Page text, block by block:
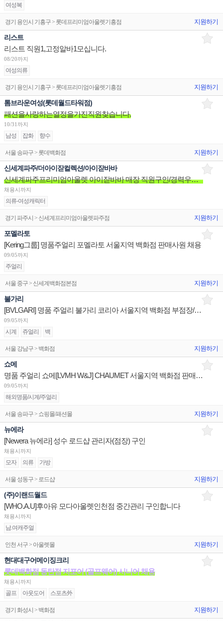
여성복
경기 용인시 기흥구 > 롯데프리미엄아울렛기흥점 지원하기
리스트
리스트 직원1,고정알바1모십니다.
08/20까지
여성의류
경기 용인시 기흥구 > 롯데프리미엄아울렛기흥점 지원하기
톰브라운여성(롯데월드타워점)
패션을사랑하는열정을가진직원찾습니다.
10/31까지
남성 잡화 향수
서울 송파구 > 롯데백화점 지원하기
신세계파주/더아이잗컬렉션/아이잗바바
신세계파주프리미엄아울렛 아이잗바바 매장 직원구인/경력우대/분위기좋은매장/장기근무환영
채용시까지
의류-여성캐릭터
경기 파주시 > 신세계프리미엄아울렛파주점 지원하기
포멜라토
[Kering그룹] 명품주얼리 포멜라토 서울지역 백화점 판매사원 채용
09/05까지
주얼리
서울 중구 > 신세계백화점본점 지원하기
불가리
[BVLGARI] 명품 주얼리 불가리 코리아 서울지역 백화점 부점장/판매사원/어드민 채용
09/05까지
시계 쥬얼리 백
서울 강남구 > 백화점 지원하기
쇼메
명품 주얼리 쇼메[LVMH W&J] CHAUMET 서울지역 백화점 판매사원 채용
09/05까지
해외명품/시계/주얼리
서울 송파구 > 쇼핑몰/패션몰 지원하기
뉴에라
[Newera 뉴에라] 성수 로드샵 관리자(점장) 구인
채용시까지
모자 의류 가방
서울 성동구 > 로드샵 지원하기
(주)이랜드월드
[WHO.A.U]후아유 모다아울렛인천점 중간관리 구인합니다
채용시까지
남.여캐주얼
인천 서구 > 아울렛몰 지원하기
현대대구어메이징크리
롯데백화점 동탄점 지포어 (골프웨어) 시니어 채용
채용시까지
골프 아웃도어 스포츠外
경기 화성시 > 백화점 지원하기